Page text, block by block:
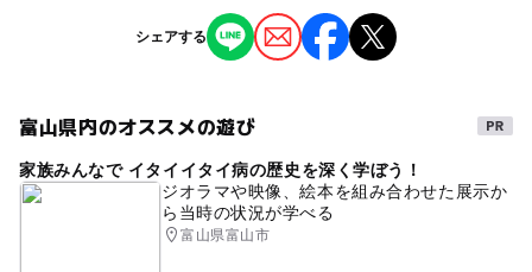
3歳･4歳･5歳･6歳(幼児) 小学生 中学生･高校生
注意・制限事項
問い合わせはメールまたはInstagramのDMでお願いします
メール niji.minato@gmail.com
タグ
はじめてちゃれんじ お買い物 アレルギー対応
無添加 #駐車場無料 #雨の日でもOK
シェアする
富山県内のオススメの遊び
家族みんなで イタイイタイ病の歴史を深く学ぼう！
ジオラマや映像、絵本を組み合わせた展示か
ら当時の状況が学べる
富山県富山市